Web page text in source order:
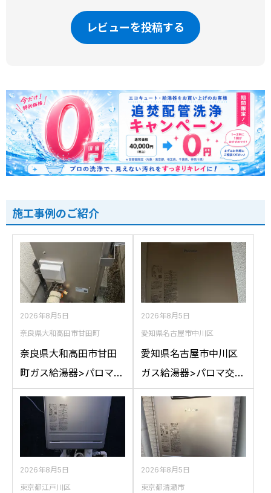
レビューを投稿する
施工事例のご紹介
2026年8月5日
奈良県大和高田市甘田町
奈良県大和高田市甘田
町ガス給湯器>パロマ交
換工事施工事例：リン
ナイRFS-A2400SAか
らパロマFH-
E2422SARLへの交換
2026年8月5日
愛知県名古屋市中川区
愛知県名古屋市中川区
ガス給湯器>パロマ交換
工事施工事例：ハウス
テックWZ161FEPから
パロマFH-2023SAW-1
への交換
2026年8月5日
東京都江戸川区
2026年8月5日
東京都清瀬市